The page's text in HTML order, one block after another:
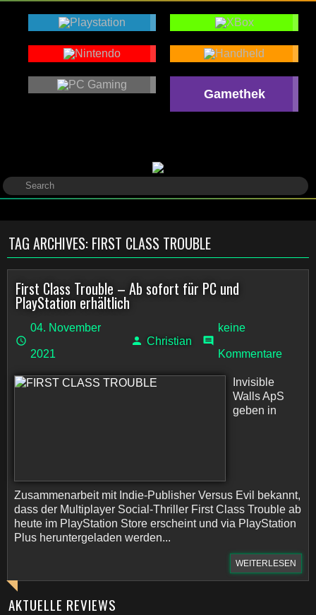
Gamethek
TAG ARCHIVES: FIRST CLASS TROUBLE
First Class Trouble – Ab sofort für PC und
PlayStation erhältlich
04. November
2021
Christian
keine
Kommentare
Invisible
Walls ApS
geben in
Zusammenarbeit mit Indie-Publisher Versus Evil bekannt,
dass der Multiplayer Social-Thriller First Class Trouble ab
heute im PlayStation Store erscheint und via PlayStation
Plus heruntergeladen werden...
WEITERLESEN
AKTUELLE REVIEWS